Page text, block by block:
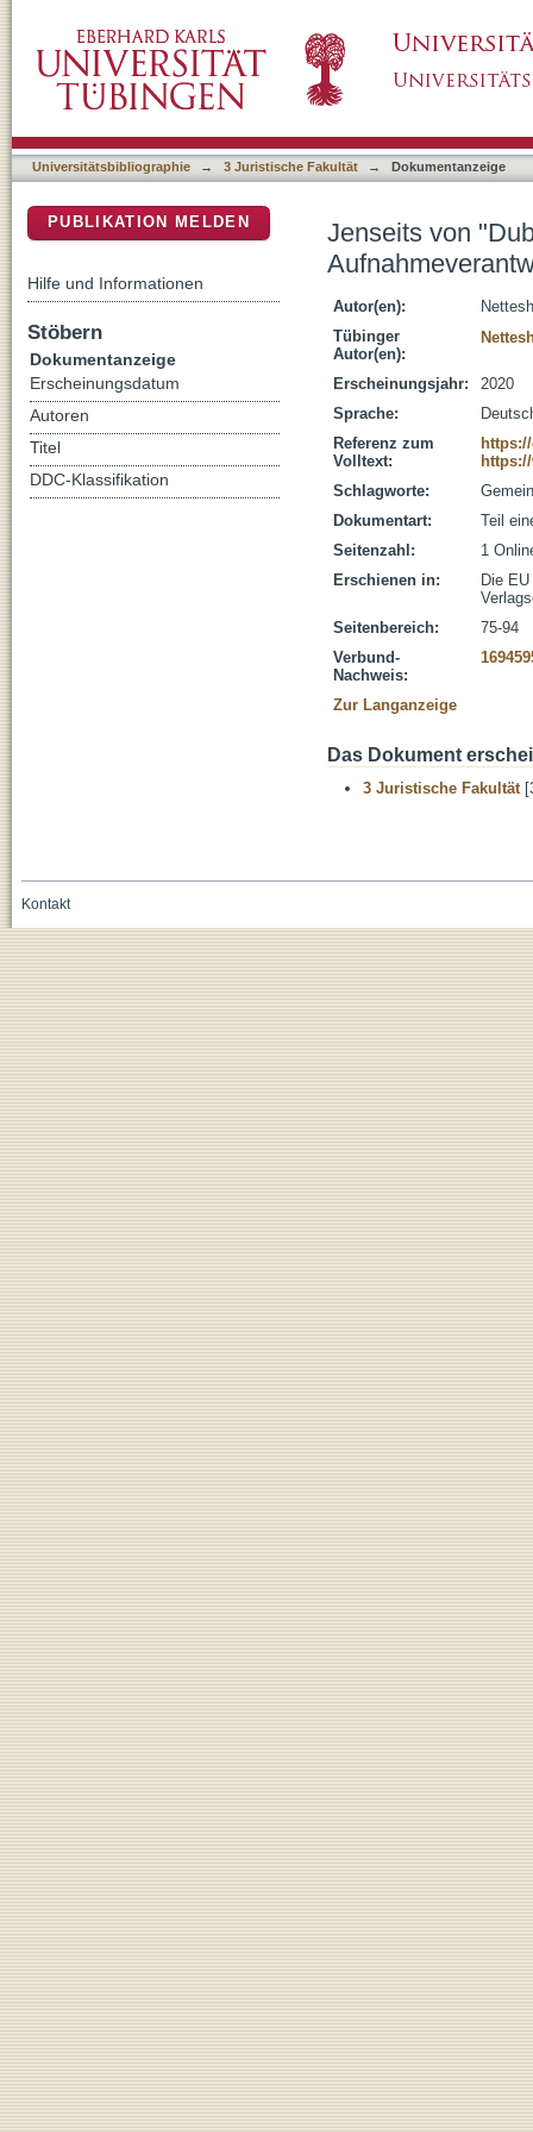
Universitätsbibliographie → 3 Juristische Fakultät → Dokumentanzeige
Jenseits von
Autor(en):
Tübinger
Autor(en):
Erscheinungsjahr:
2020
Sprache:
Referenz zum
Volltext:
Schlagworte:
Dokumentart:
Teil
Seitenzahl:
1
Erschienen in:
Die
Seitenbereich:
75-94
Verbund-
Nachweis:
Zur Langanzeige
Das Dokument
3 Juristische Fakultät
PUBLIKATION MELDEN
Hilfe und Informationen
Stöbern
Dokumentanzeige
Erscheinungsdatum
Autoren
Titel
DDC-Klassifikation
Kontakt